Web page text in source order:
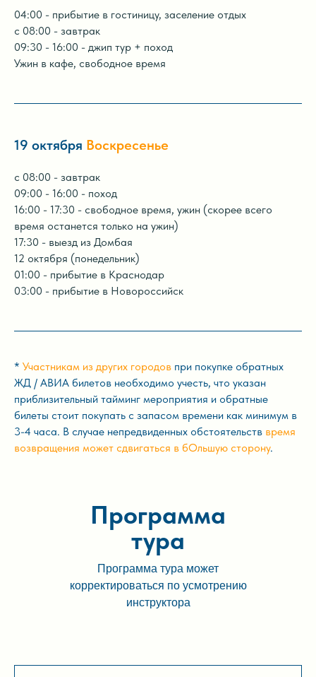
04:00 - прибытие в гостиницу, заселение отдых
с 08:00 - завтрак
09:30 - 16:00 - джип тур + поход
Ужин в кафе, свободное время
19 октября Воскресенье
с 08:00 - завтрак
09:00 - 16:00 - поход
16:00 - 17:30 - свободное время, ужин (скорее всего
время останется только на ужин)
17:30 - выезд из Домбая
12 октября (понедельник)
01:00 - прибытие в Краснодар
03:00 - прибытие в Новороссийск
* Участникам из других городов при покупке обратных
ЖД / АВИА билетов необходимо учесть, что указан
приблизительный тайминг мероприятия и обратные
билеты стоит покупать с запасом времени как минимум в
3-4 часа. В случае непредвиденных обстоятельств время
возвращения может сдвигаться в бОльшую сторону.
Программа
тура
Программа тура может
корректироваться по усмотрению
инструктора